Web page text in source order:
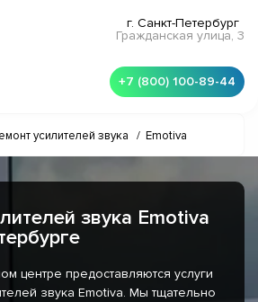
г. Санкт-Петербург
Гражданская улица, 3
+7 (800) 100-89-44
усилителей звука / Emotiva
звука Emotiva
центре предоставляются услуги
звука Emotiva. Мы тщательно